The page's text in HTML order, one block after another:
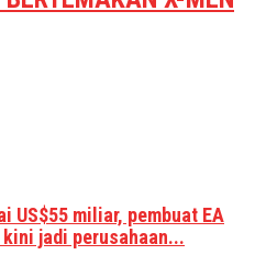
US$55 miliar, pembuat EA
jadi perusahaan...